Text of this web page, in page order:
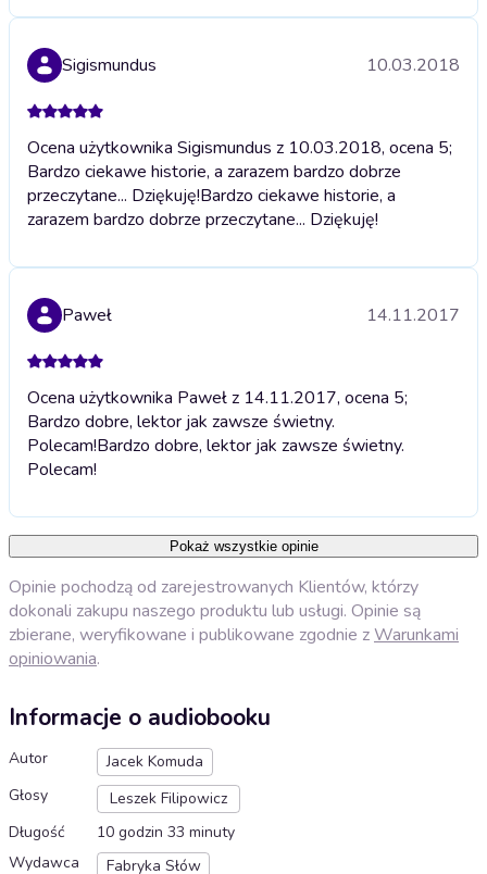
Sigismundus 10.03.2018
Ocena użytkownika Sigismundus z 10.03.2018, ocena 5;
Bardzo ciekawe historie, a zarazem bardzo dobrze
przeczytane... Dziękuję!Bardzo ciekawe historie, a
zarazem bardzo dobrze przeczytane... Dziękuję!
Paweł 14.11.2017
Ocena użytkownika Paweł z 14.11.2017, ocena 5;
Bardzo dobre, lektor jak zawsze świetny.
Polecam!Bardzo dobre, lektor jak zawsze świetny.
Polecam!
Pokaż wszystkie opinie
Opinie pochodzą od zarejestrowanych Klientów, którzy
dokonali zakupu naszego produktu lub usługi. Opinie są
zbierane, weryfikowane i publikowane zgodnie zWarunkami
opiniowania.
Informacje o audiobooku
Autor
Jacek Komuda
Głosy
Leszek Filipowicz
Długość
10 godzin 33 minuty
Wydawca
Fabryka Słów